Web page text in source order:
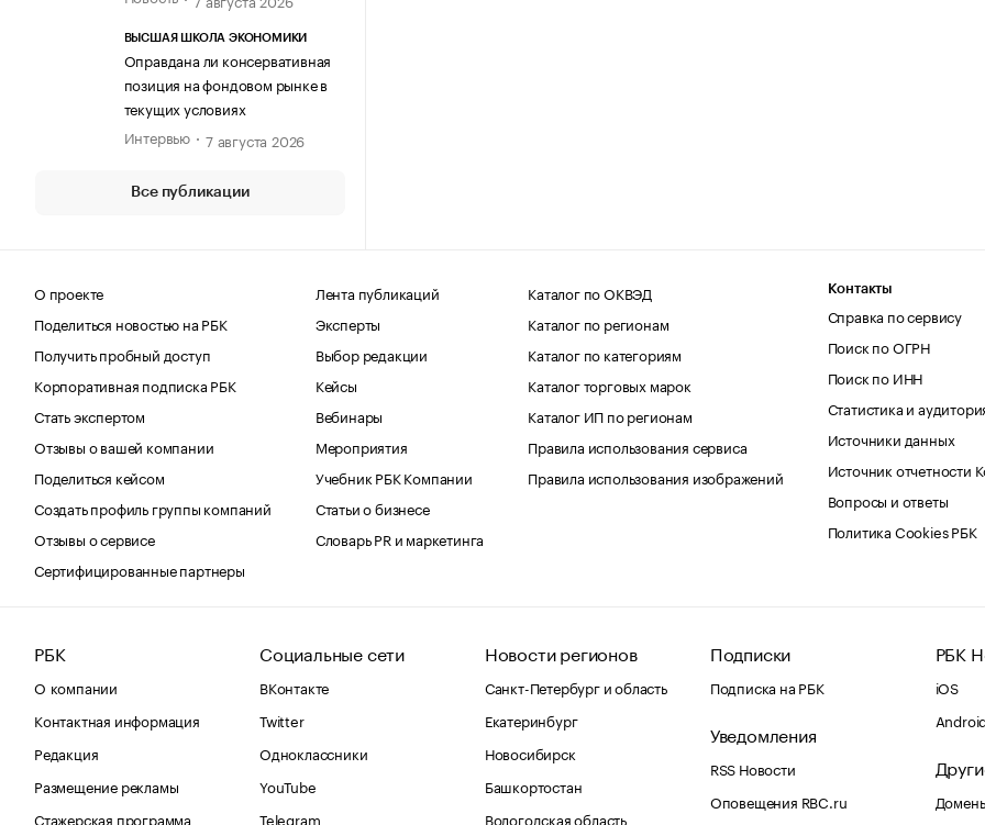
ВЫСШАЯ ШКОЛА ЭКОНОМИКИ
Оправдана ли консервативная
позиция на фондовом рынке в
текущих условиях
Интервью
7 августа 2026
Все публикации
О проекте
Поделиться новостью на РБК
Получить пробный доступ
Корпоративная подписка РБК
Стать экспертом
Отзывы о вашей компании
Поделиться кейсом
Создать профиль группы компаний
Отзывы о сервисе
Сертифицированные партнеры
Лента публикаций
Эксперты
Выбор редакции
Кейсы
Вебинары
Мероприятия
Учебник РБК Компании
Статьи о бизнесе
Словарь PR и маркетинга
Каталог по ОКВЭД
Каталог по регионам
Каталог по категориям
Каталог торговых марок
Каталог ИП по регионам
Правила использования сервиса
Правила использования изображений
Контакты
Справка по сервису
Поиск по ОГРН
Поиск по ИНН
Статистика и
Источники данных
Источник отчетности
Вопросы и ответы
Политика Cookies РБК
РБК
О компании
Контактная информация
Редакция
Размещение рекламы
Стажерская программа
Социальные сети
ВКонтакте
Twitter
Одноклассники
YouTube
Telegram
Новости регионов
Санкт-Петербург и область
Екатеринбург
Новосибирск
Башкортостан
Вологодская область
Подписки
Подписка на РБК
Уведомления
RSS Новости
Оповещения RBC.ru
РБК
iOS